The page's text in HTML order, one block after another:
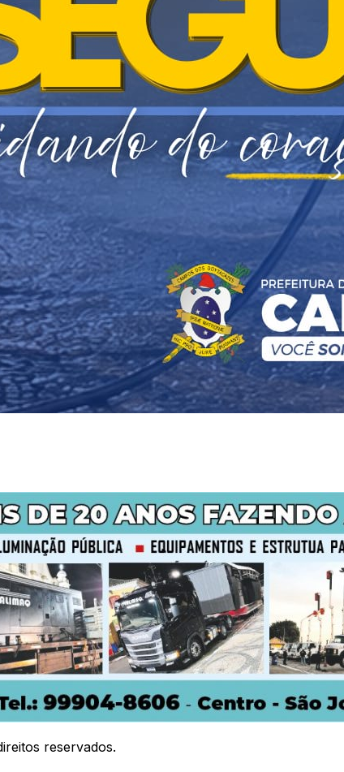
reservados.